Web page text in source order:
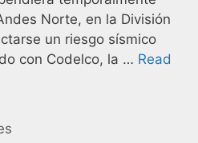
Norte, en la División
un riesgo sísmico
con Codelco, la … Read